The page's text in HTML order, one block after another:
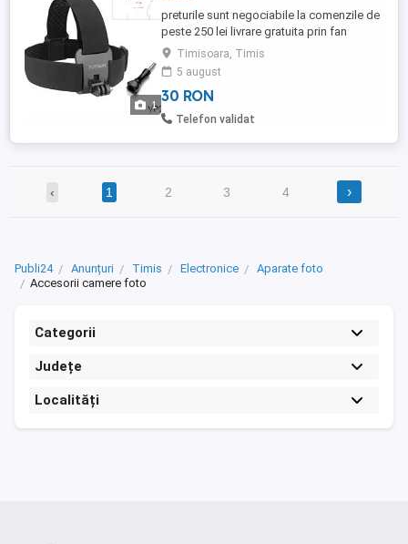
1
preturile sunt negociabile la comenzile de
peste 250 lei livrare gratuita prin fan
courier, detalii la telefon la nr din anunt
toate produsele sunt noi prindere mount
pentru camerele GoPro sau pentru orice
camera de actiune cu prindere de GoPro
prindere de cap reglabila, marime
Timisoara, Timis
5 august
30 RON
Telefon validat
‹ 1 2 3 4 ›
Publi24 Anunțuri Timis Electronice
Aparate foto
Accesorii camere foto
Categorii
Județe
Localități